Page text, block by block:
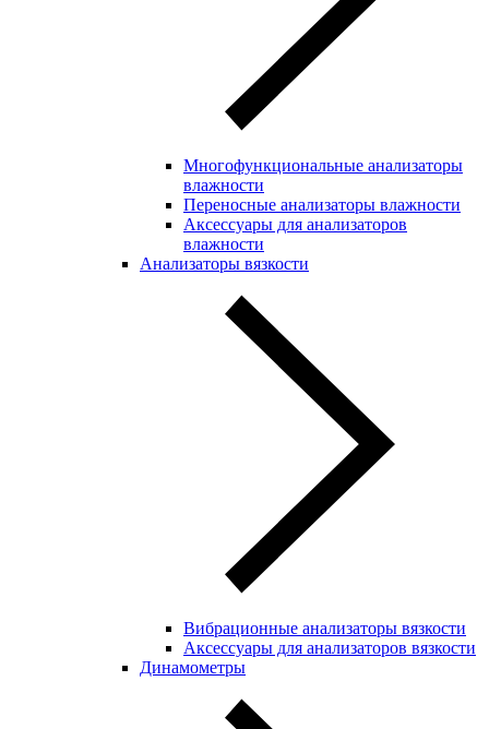
Многофункциональные анализаторы
влажности
Переносные анализаторы влажности
Аксессуары для анализаторов
влажности
Анализаторы вязкости
Вибрационные анализаторы вязкости
Аксессуары для анализаторов вязкости
Динамометры